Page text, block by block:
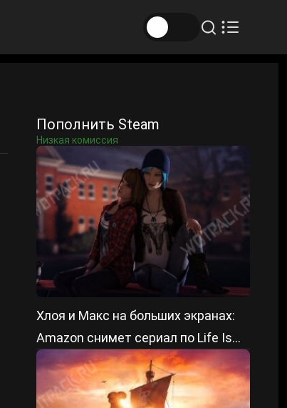
Пополнить Steam
Низкая комиссия
Хлоя и Макс на больших экранах:
Amazon снимет сериал по Life Is
Strange